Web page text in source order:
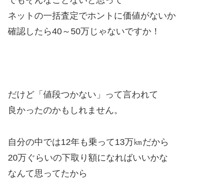
ネットの一括査定でホントに価値がないか
確認したら40～50万じゃないですか！
だけど「値段つかない」って言われて
良かったのかもしれません。
自分の中では12年も乗って13万㎞だから
20万ぐらいの下取り額になればいいかな
なんて思ってたから